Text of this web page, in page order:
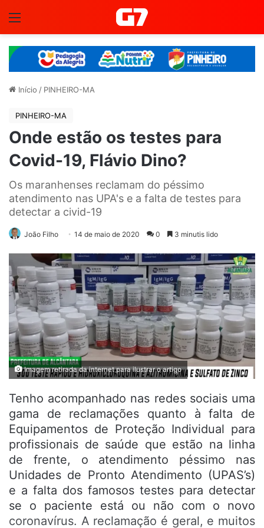
Início / PINHEIRO-MA
PINHEIRO-MA
Onde estão os testes para
Covid-19, Flávio Dino?
Os maranhenses reclamam do péssimo
atendimento nas UPA's e a falta de testes para
detectar a civid-19
João Filho 14 de maio de 2020 0 3 minutis lido
Imagem retirada da internet para ilustrar o artigo
Tenho acompanhado nas redes sociais uma
gama de reclamações quanto à falta de
Equipamentos de Proteção Individual para
profissionais de saúde que estão na linha
de frente, o atendimento péssimo nas
Unidades de Pronto Atendimento (UPAS’s)
e a falta dos famosos testes para detectar
se o paciente está ou não com o novo
coronavírus. A reclamação é geral, e muitos